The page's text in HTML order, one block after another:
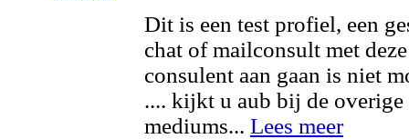
Dit is een test profiel, een
chat of mailconsult met deze
consulent aan gaan is niet
.... kijkt u aub bij de overige
mediums... Lees meer